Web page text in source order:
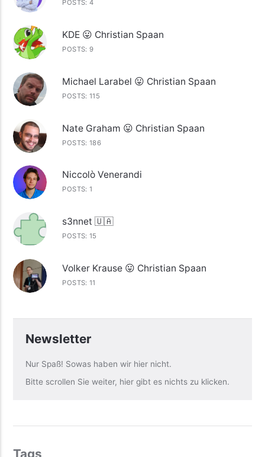
POSTS: 4
KDE 😛 Christian Spaan
POSTS: 9
Michael Larabel 😛 Christian Spaan
POSTS: 115
Nate Graham 😛 Christian Spaan
POSTS: 186
Niccolò Venerandi
POSTS: 1
s3nnet 🇺🇦
POSTS: 15
Volker Krause 😛 Christian Spaan
POSTS: 11
Newsletter
Nur Spaß! Sowas haben wir hier nicht.
Bitte scrollen Sie weiter, hier gibt es nichts zu klicken.
Tags